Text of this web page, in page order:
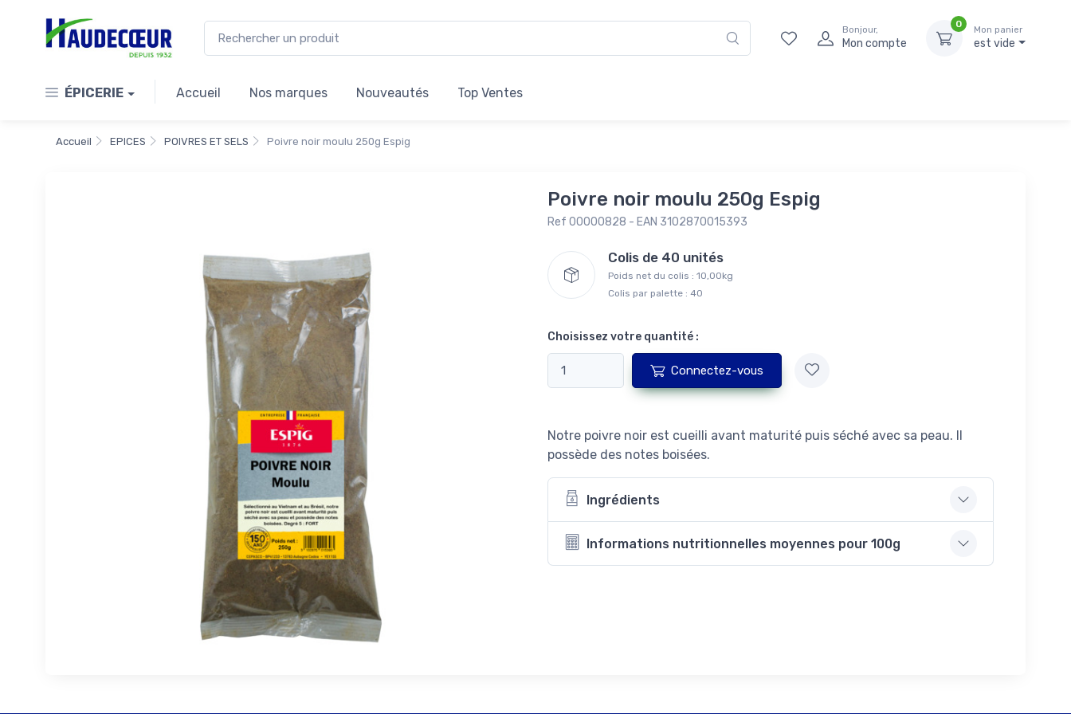
Bonjour,
Mon compte
0
Mon panier
est vide
ÉPICERIE Accueil Nos marques Nouveautés Top Ventes
Accueil EPICES POIVRES ET SELS Poivre noir moulu 250g Espig
Poivre noir moulu 250g Espig
Ref 00000828 - EAN 3102870015393
Colis de 40 unités
Poids net du colis : 10,00kg
Colis par palette : 40
Choisissez votre quantité :
Connectez-vous
Notre poivre noir est cueilli avant maturité puis séché avec sa peau. Il
possède des notes boisées.
Ingrédients
Informations nutritionnelles moyennes pour 100g